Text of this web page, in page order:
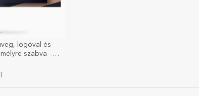
logóval és
szabva –